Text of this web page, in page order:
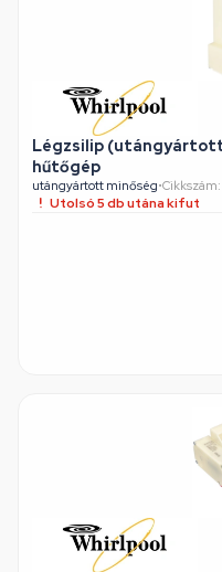
Légzsilip
hűtőgép
utángyártott minőség•
Utolsó 5 db utána kifut